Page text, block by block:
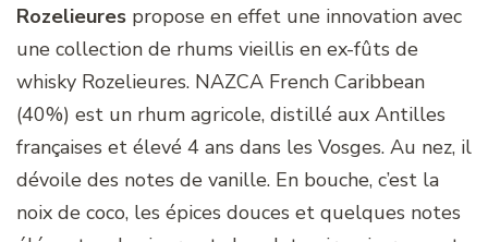
Rozelieures propose en effet une innovation avec
une collection de rhums vieillis en ex-fûts de
whisky Rozelieures. NAZCA French Caribbean
(40%) est un rhum agricole, distillé aux Antilles
françaises et élevé 4 ans dans les Vosges. Au nez, il
dévoile des notes de vanille. En bouche, c’est la
noix de coco, les épices douces et quelques notes